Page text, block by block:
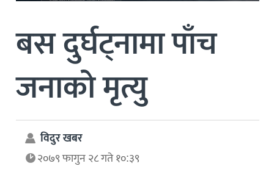
बस दुर्घट्नामा पाँच
जनाको मृत्यु
विदुर खबर
२०७९ फागुन २८ गते १०:३९